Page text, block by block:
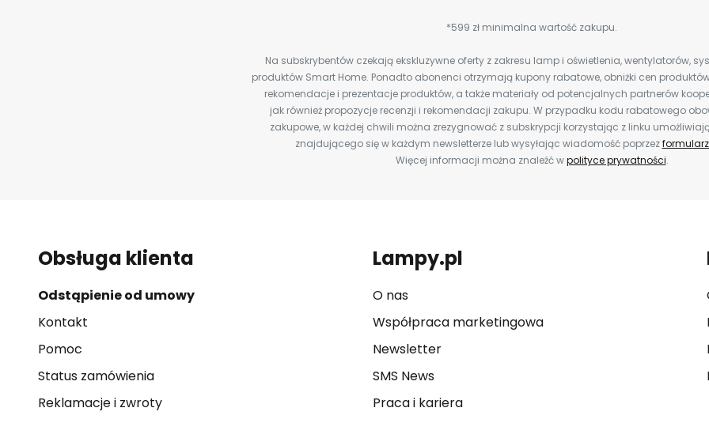
*599 zł minimalna wartość zakupu.
Na subskrybentów czekają ekskluzywne oferty z zakresu lamp i oświetlenia, wentylatorów,
produktów Smart Home. Ponadto abonenci otrzymają kupony rabatowe, obniżki cen
rekomendacje i prezentacje produktów, a także materiały od potencjalnych partnerów
jak również propozycje recenzji i rekomendacji zakupu. W przypadku kodu rabatowego
zakupowe, w każdej chwili można zrezygnować z subskrypcji korzystając z linku
znajdującego się w każdym newsletterze lub wysyłając wiadomość poprzez
Więcej informacji można znaleźć wpolityce prywatności.
Obsługa klienta
Odstąpienie od umowy
Kontakt
Pomoc
Status zamówienia
Reklamacje i zwroty
Lampy.pl
O nas
Współpraca marketingowa
Newsletter
SMS News
Praca i kariera